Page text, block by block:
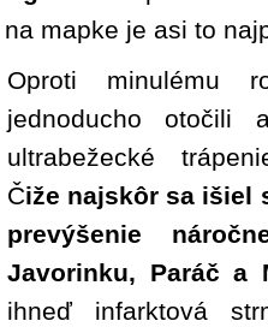
mapke je asi to
Oproti minulému
jednoducho
ultrabežecké
Čiže najskôr sa išiel
prevýšenie
Javorinku, Paráč a
ihneď infarktová